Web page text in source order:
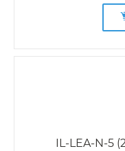
IL-LEA-N-5